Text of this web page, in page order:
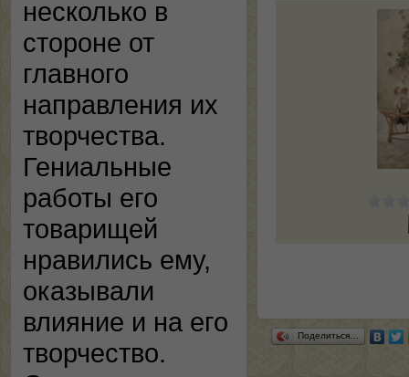
несколько в
стороне от
главного
направления их
творчества.
Гениальные
работы его
товарищей
нравились ему,
оказывали
влияние и на его
творчество.
Поделиться…